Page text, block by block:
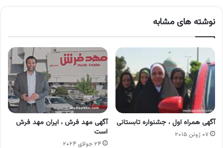
نوشته های مشابه
آگهی همراه اول ، جشنواره تابستانی
۰۷ ژوئن ۲۰۱۵
آگهی مهد فرش ، ایران مهد فرش
است
۲۴ جولای ۲۰۲۴